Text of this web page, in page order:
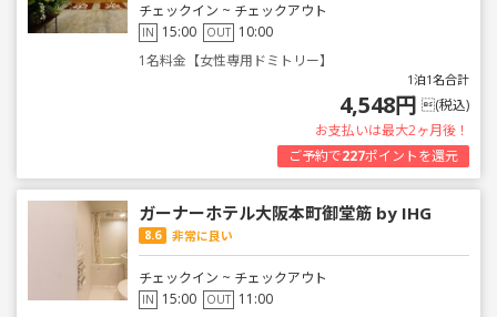
チェックイン ~ チェックアウト
IN 15:00 OUT 10:00
1名料金【女性専用ドミトリー】
1泊1名合計
4,548円 (税込)
お支払いは最大2ヶ月後！
ご予約で227ポイントを還元
ガーナーホテル大阪本町御堂筋 by IHG
8.6 非常に良い
チェックイン ~ チェックアウト
IN 15:00 OUT 11:00